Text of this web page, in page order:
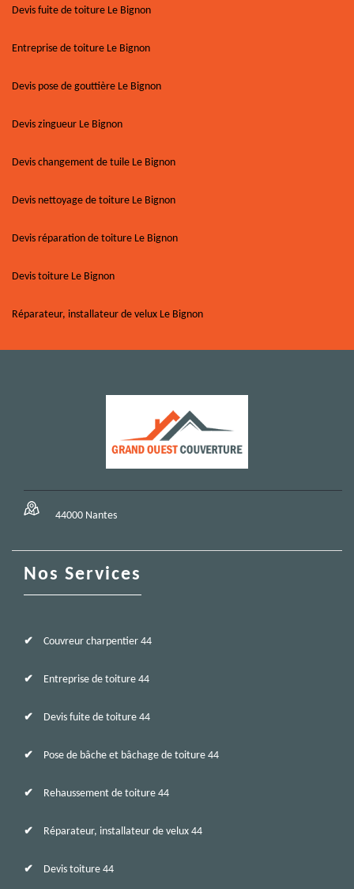
Devis fuite de toiture Le Bignon
Entreprise de toiture Le Bignon
Devis pose de gouttière Le Bignon
Devis zingueur Le Bignon
Devis changement de tuile Le Bignon
Devis nettoyage de toiture Le Bignon
Devis réparation de toiture Le Bignon
Devis toiture Le Bignon
Réparateur, installateur de velux Le Bignon
44000 Nantes
Nos Services
Couvreur charpentier 44
Entreprise de toiture 44
Devis fuite de toiture 44
Pose de bâche et bâchage de toiture 44
Rehaussement de toiture 44
Réparateur, installateur de velux 44
Devis toiture 44